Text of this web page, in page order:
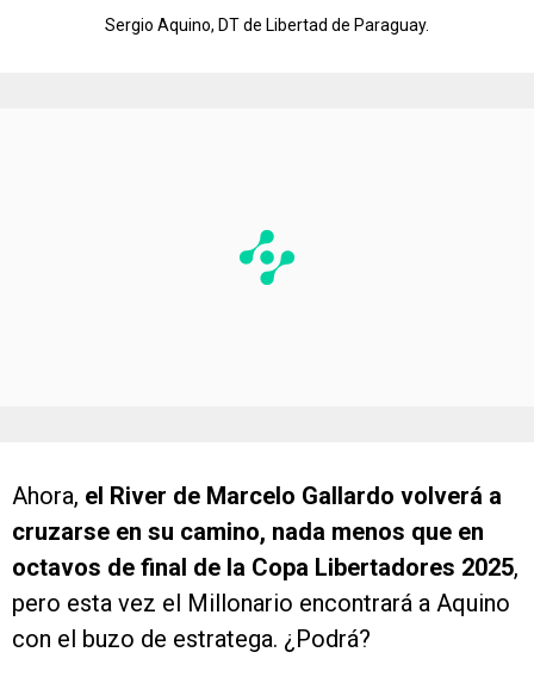
Sergio Aquino, DT de Libertad de Paraguay.
Ahora, el River de Marcelo Gallardo volverá a
cruzarse en su camino, nada menos que en
octavos de final de la Copa Libertadores 2025,
pero esta vez el Millonario encontrará a Aquino
con el buzo de estratega. ¿Podrá?